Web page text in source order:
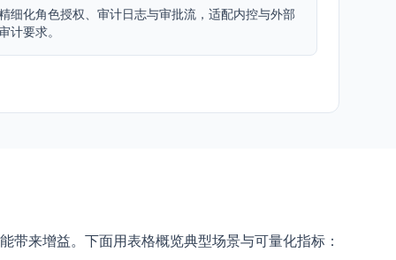
细化角色授权、审计日志与审批流，适配内控与外部
计要求。
来增益。下面用表格概览典型场景与可量化指标：